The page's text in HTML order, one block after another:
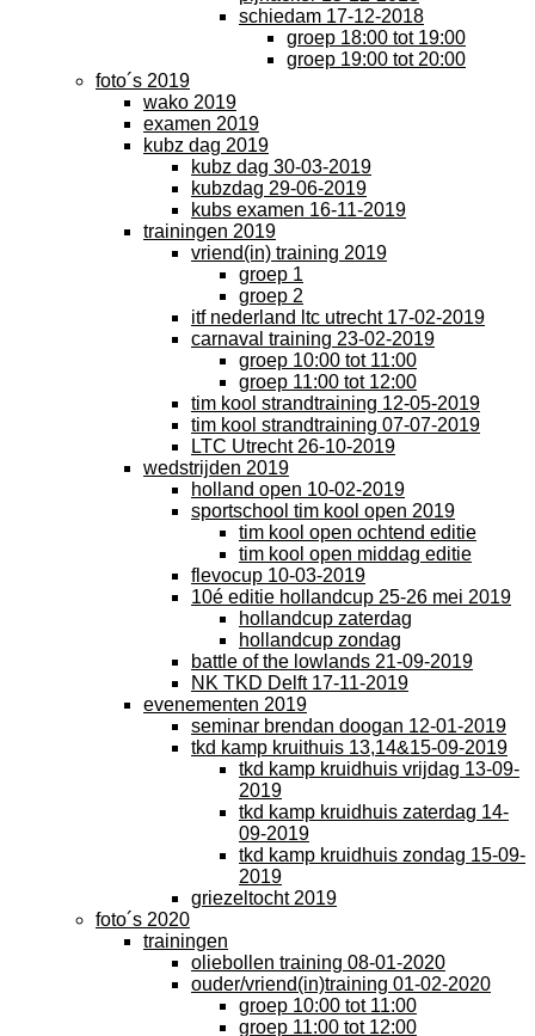
schiedam 17-12-2018
groep 18:00 tot 19:00
groep 19:00 tot 20:00
foto´s 2019
wako 2019
examen 2019
kubz dag 2019
kubz dag 30-03-2019
kubzdag 29-06-2019
kubs examen 16-11-2019
trainingen 2019
vriend(in) training 2019
groep 1
groep 2
itf nederland ltc utrecht 17-02-2019
carnaval training 23-02-2019
groep 10:00 tot 11:00
groep 11:00 tot 12:00
tim kool strandtraining 12-05-2019
tim kool strandtraining 07-07-2019
LTC Utrecht 26-10-2019
wedstrijden 2019
holland open 10-02-2019
sportschool tim kool open 2019
tim kool open ochtend editie
tim kool open middag editie
flevocup 10-03-2019
10é editie hollandcup 25-26 mei 2019
hollandcup zaterdag
hollandcup zondag
battle of the lowlands 21-09-2019
NK TKD Delft 17-11-2019
evenementen 2019
seminar brendan doogan 12-01-2019
tkd kamp kruithuis 13,14&15-09-2019
tkd kamp kruidhuis vrijdag 13-09-
2019
tkd kamp kruidhuis zaterdag 14-
09-2019
tkd kamp kruidhuis zondag 15-09-
2019
griezeltocht 2019
foto´s 2020
trainingen
oliebollen training 08-01-2020
ouder/vriend(in)training 01-02-2020
groep 10:00 tot 11:00
groep 11:00 tot 12:00